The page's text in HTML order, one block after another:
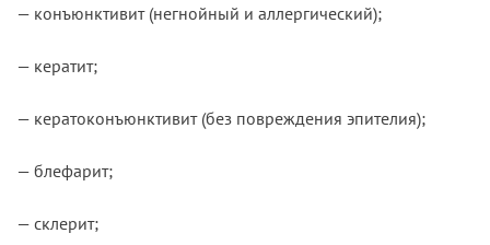
— конъюнктивит (негнойный и аллергический);
— кератит;
— кератоконъюнктивит (без повреждения эпителия);
— блефарит;
— склерит;